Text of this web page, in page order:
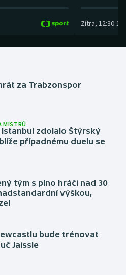
Zítra, 12:30-
za Trabzonspor
MISTRŮ
Istanbul zdolalo Štýrský
případnému duelu se
tým s plno hráči nad 30
výškou,
bude trénovat
Jaissle